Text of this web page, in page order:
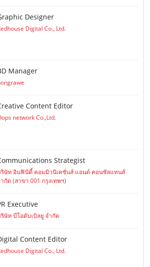
Designer
Digital Co., Ltd.
Manager
Content Editor
network Co.,Ltd.
Strategist
ษัท อินฟินิตี้ คอมมิวนิเคชั่นส์ แอนด์ คอนซัลแทนส์
กัด (สาขา 001 กรุงเทพฯ)
Executive
ษัท บีโอดับเบิลยู จำกัด
Content Editor
Digital Co., Ltd.